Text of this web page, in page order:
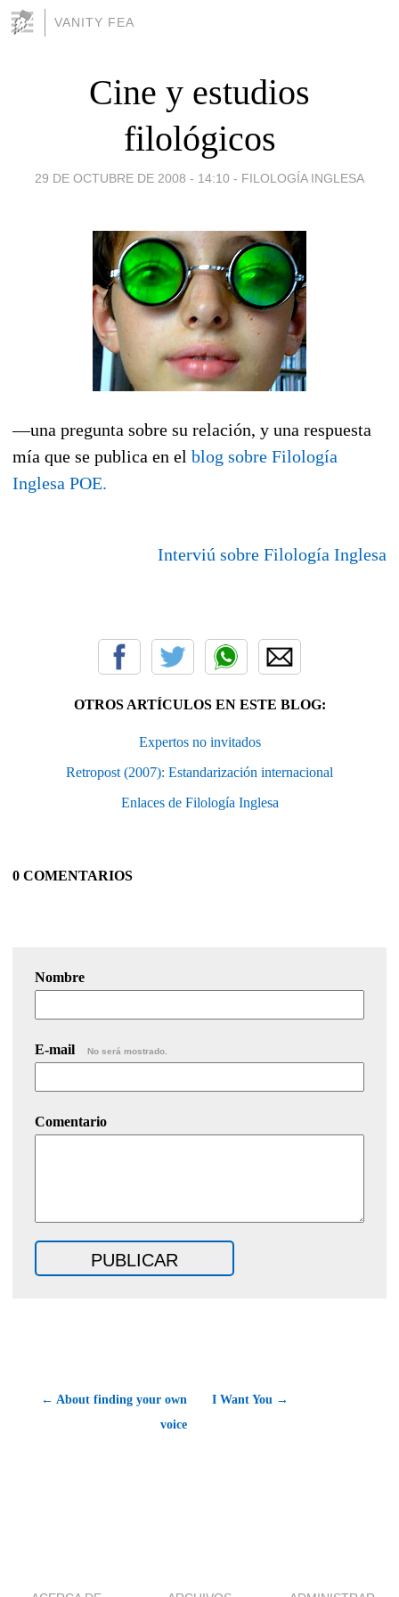
VANITY FEA
Cine y estudios
filológicos
29 DE OCTUBRE DE 2008 - 14:10 - FILOLOGÍA INGLESA
—una pregunta sobre su relación, y una respuesta
mía que se publica en el blog sobre Filología
Inglesa POE.
Interviú sobre Filología Inglesa
OTROS ARTÍCULOS EN ESTE BLOG:
Expertos no invitados
Retropost (2007): Estandarización internacional
Enlaces de Filología Inglesa
0 COMENTARIOS
Nombre
E-mail No será mostrado.
Comentario
← About finding your own
voice
I Want You →